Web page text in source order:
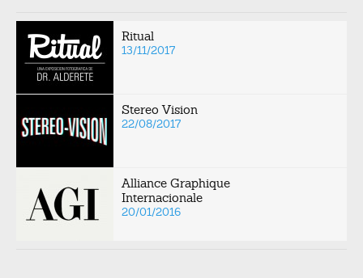
Ritual
13/11/2017
Stereo Vision
22/08/2017
Alliance Graphique
Internacionale
20/01/2016